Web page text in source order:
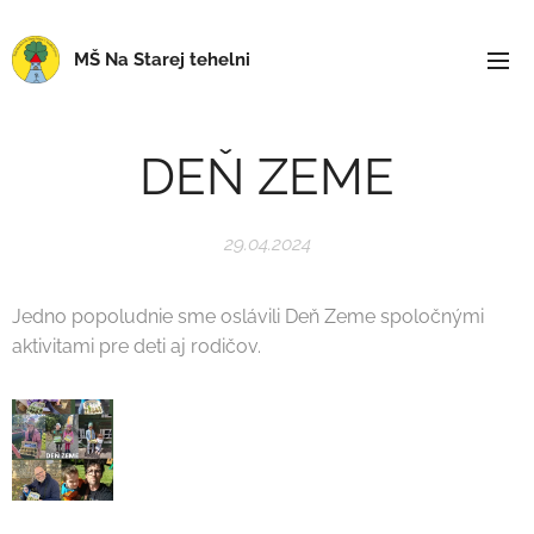
MŠ Na Starej tehelni
DEŇ ZEME
29.04.2024
Jedno popoludnie sme oslávili Deň Zeme spoločnými
aktivitami pre deti aj rodičov.